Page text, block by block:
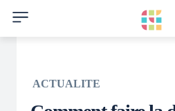
ACTUALITE